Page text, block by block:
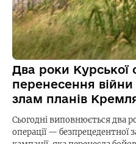
Два роки Курської
перенесення
злам планів
Сьогодні виповнюється два
операції — безпрецедентної